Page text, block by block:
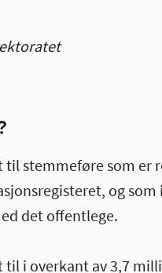
til stemmeføre som
og
det offentlege.
til i overkant av 3,7